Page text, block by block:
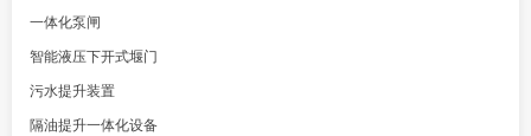
一体化泵闸
智能液压下开式堰门
污水提升装置
隔油提升一体化设备